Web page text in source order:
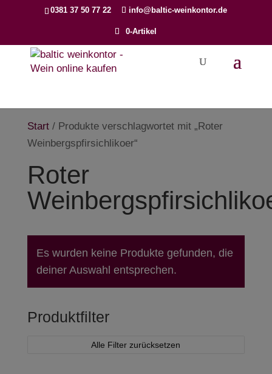
0381 37 50 77 22 info@baltic-weinkontor.de
0-Artikel
search
Start/ Produkte verschlagwortet mit „Roter
Weinbergspfirsichlikoer“
Roter
Es wurden keine Produkte gefunden, die
deiner Auswahl entsprechen.
Produktfilter
Alle Filter zurücksetzen